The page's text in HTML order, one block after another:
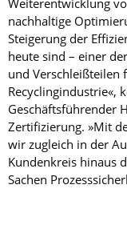
Weiterentwicklung
nachhaltige
Steigerung der
heute sind – einer
und Verschleißteilen
Recyclingindustrie«,
Geschäftsführender
Zertifizierung. »Mit
wir zugleich in der
Kundenkreis hinaus
Sachen